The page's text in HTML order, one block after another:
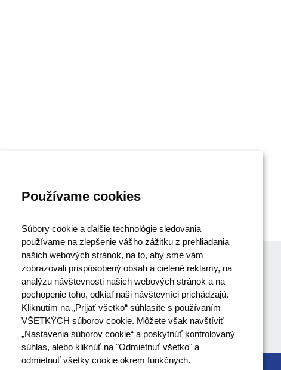
Používame cookies
Súbory cookie a ďalšie technológie sledovania
používame na zlepšenie vášho zážitku z prehliadania
našich webových stránok, na to, aby sme vám
zobrazovali prispôsobený obsah a cielené reklamy, na
analýzu návštevnosti našich webových stránok a na
pochopenie toho, odkiaľ naši návštevníci prichádzajú.
Kliknutím na „Prijať všetko“ súhlasíte s používaním
VŠETKÝCH súborov cookie. Môžete však navštíviť
„Nastavenia súborov cookie“ a poskytnúť kontrolovaný
súhlas, alebo kliknúť na "Odmietnuť všetko" a
odmietnuť všetky cookie okrem funkčnych.